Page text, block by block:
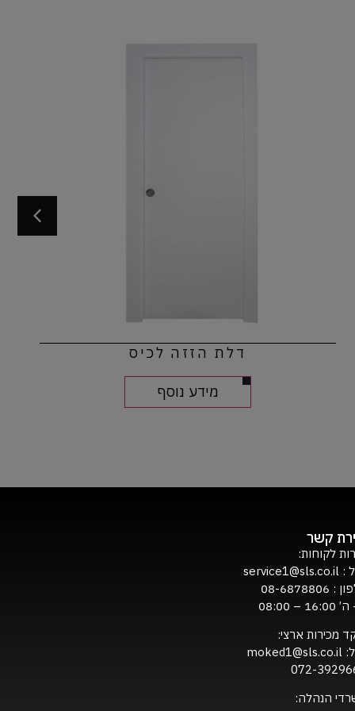
דלת הזזה לכיס
מידע נוסף
קשר
לקוחות:
:
:
08-6878806
– 08:00
מכירות ארצי:
moked1@sls.co.il
072-
הנהלה: